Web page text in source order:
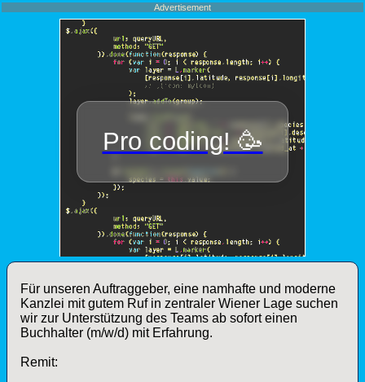
Advertisement
Für unseren Auftraggeber, eine namhafte und moderne
Kanzlei mit gutem Ruf in zentraler Wiener Lage suchen
wir zur Unterstützung des Teams ab sofort einen
Buchhalter (m/w/d) mit Erfahrung.
Remit: